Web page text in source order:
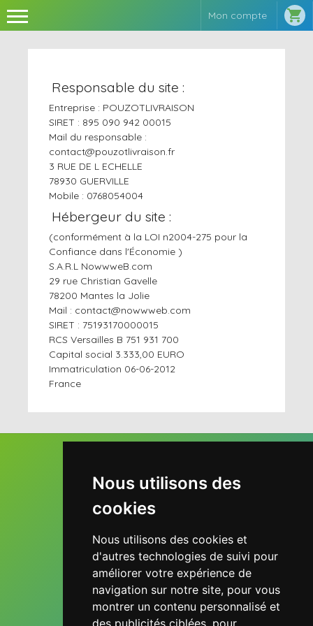
Nous utilisons des
cookies
Nous utilisons des cookies et
d'autres technologies de suivi pour
améliorer votre expérience de
navigation sur notre site, pour vous
montrer un contenu personnalisé et
des publicités ciblées, pour
Mon compte 
Responsable du site :
Entreprise : POUZOTLIVRAISON
SIRET : 895 090 942 00015
Mail du responsable :
contact@pouzotlivraison.fr
3 RUE DE L ECHELLE
78930 GUERVILLE
Mobile : 0768054004
Hébergeur du site :
(conformément à la LOI n2004-275 pour la
Confiance dans l'Économie )
S.A.R.L NowwweB.com
29 rue Christian Gavelle
78200 Mantes la Jolie
Mail : contact@nowwweb.com
SIRET : 75193170000015
RCS Versailles B 751 931 700
Capital social 3.333,00 EURO
Immatriculation 06-06-2012
France
De 9h à 18h
Contactez nous
Suivez nous